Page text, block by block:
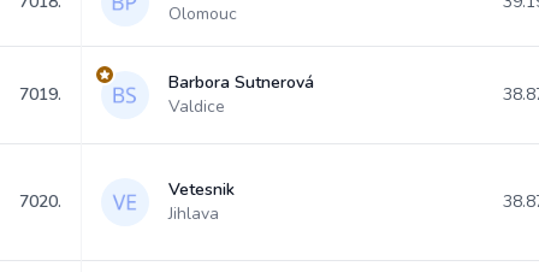
Olomouc
7019.
Barbora Sutnerová
Valdice
7020.
Vetesnik
Jihlava